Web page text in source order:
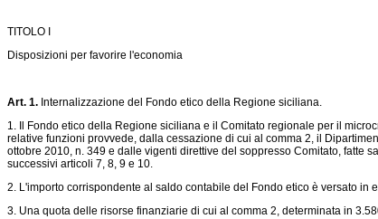
TITOLO I
Disposizioni per favorire l'economia
Art. 1. Internalizzazione del Fondo etico della Regione siciliana.
1. Il Fondo etico della Regione siciliana e il Comitato regionale per il
relative funzioni provvede, dalla cessazione di cui al comma 2, il
ottobre 2010, n. 349 e dalle vigenti direttive del soppresso Comitato, fatte
successivi articoli 7, 8, 9 e 10.
2. L'importo corrispondente al saldo contabile del Fondo etico è versato
3. Una quota delle risorse finanziarie di cui al comma 2, determinata in